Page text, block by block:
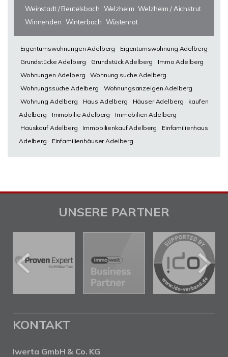
Weinstadt / Beutelsbach Welzheim Welzheim / Aichstrut
Winnenden Winterbach Wüstenrot
Eigentumswohnungen Adelberg
Eigentumswohnung Adelberg
Grundstücke Adelberg
Grundstück Adelberg
Immo Adelberg
Wohnungen Adelberg
Wohnung suche Adelberg
Wohnungssuche Adelberg
Wohnungsanzeigen Adelberg
Wohnung Adelberg
Haus Adelberg Häuser Adelberg
kaufen
Adelberg
Immobilie Adelberg
Immobilien Adelberg
Hauskauf Adelberg
Immobilienkauf Adelberg
Einfamilienhaus
Adelberg
Einfamilienhäuser Adelberg
UNSERE PARTNER
KONTAKT
Iwerta GmbH & Co. KG